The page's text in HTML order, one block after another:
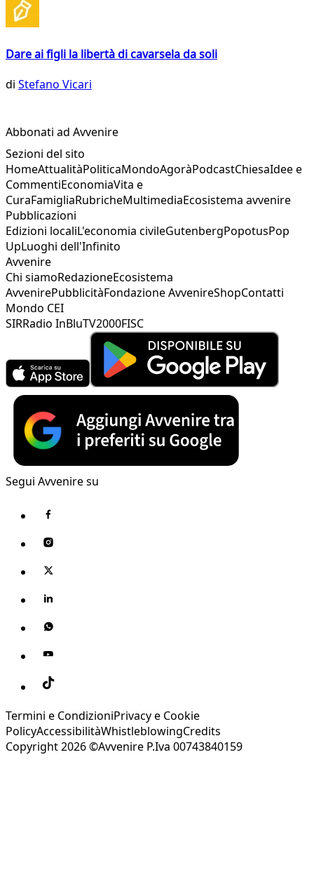
Dare ai figli la libertà di cavarsela da soli
di Stefano Vicari
Abbonati ad Avvenire
Sezioni del sito
HomeAttualitàPoliticaMondoAgoràPodcastChiesaIdee e
CommentiEconomiaVita e
CuraFamigliaRubricheMultimediaEcosistema avvenire
Pubblicazioni
Edizioni localiL'economia civileGutenbergPopotusPop
UpLuoghi dell'Infinito
Avvenire
Chi siamoRedazioneEcosistema
AvvenirePubblicitàFondazione AvvenireShopContatti
Mondo CEI
SIRRadio InBluTV2000FISC
Segui Avvenire su
Termini e CondizioniPrivacy e Cookie
PolicyAccessibilitàWhistleblowingCredits
Copyright 2026 ©Avvenire P.Iva 00743840159